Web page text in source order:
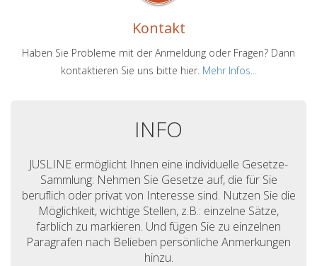
Kontakt
Haben Sie Probleme mit der Anmeldung oder Fragen? Dann
kontaktieren Sie uns bitte hier. Mehr Infos...
INFO
JUSLINE ermöglicht Ihnen eine individuelle Gesetze-
Sammlung: Nehmen Sie Gesetze auf, die für Sie
beruflich oder privat von Interesse sind. Nutzen Sie die
Möglichkeit, wichtige Stellen, z.B.: einzelne Sätze,
farblich zu markieren. Und fügen Sie zu einzelnen
Paragrafen nach Belieben persönliche Anmerkungen
hinzu.